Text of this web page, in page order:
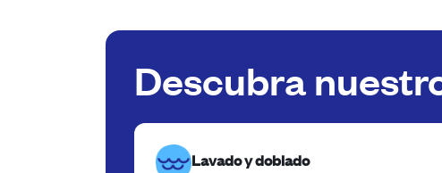
Descubra
Lavado y doblado